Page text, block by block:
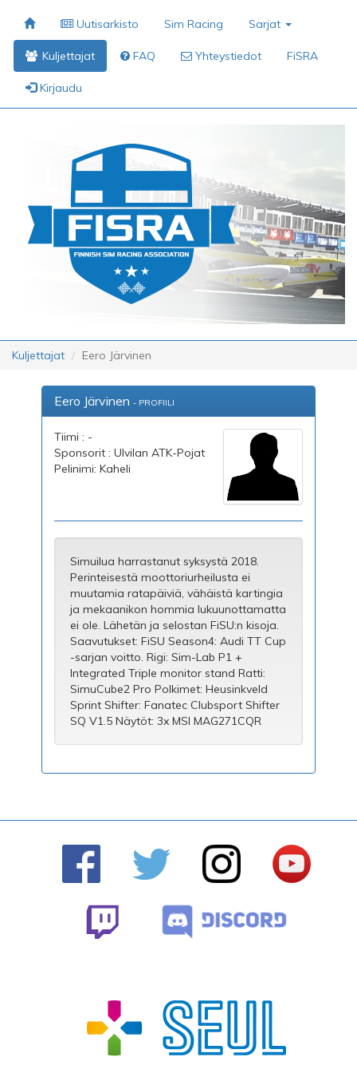
Uutisarkisto Sim Racing Sarjat
Kuljettajat FAQ Yhteystiedot FiSRA
Kirjaudu
Kuljettajat Eero Järvinen
Eero Järvinen - PROFIILI
Tiimi : -
Sponsorit : Ulvilan ATK-Pojat
Pelinimi: Kaheli
Simuilua harrastanut syksystä 2018.
Perinteisestä moottoriurheilusta ei
muutamia ratapäiviä, vähäistä kartingia
ja mekaanikon hommia lukuunottamatta
ei ole. Lähetän ja selostan FiSU:n kisoja.
Saavutukset: FiSU Season4: Audi TT Cup
-sarjan voitto. Rigi: Sim-Lab P1 +
Integrated Triple monitor stand Ratti:
SimuCube2 Pro Polkimet: Heusinkveld
Sprint Shifter: Fanatec Clubsport Shifter
SQ V1.5 Näytöt: 3x MSI MAG271CQR